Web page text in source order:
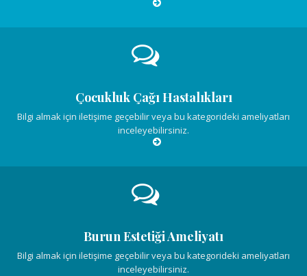
Çocukluk Çağı Hastalıkları
Bilgi almak için iletişime geçebilir veya bu kategorideki ameliyatları
inceleyebilirsiniz.
Burun Estetiği Ameliyatı
Bilgi almak için iletişime geçebilir veya bu kategorideki ameliyatları
inceleyebilirsiniz.